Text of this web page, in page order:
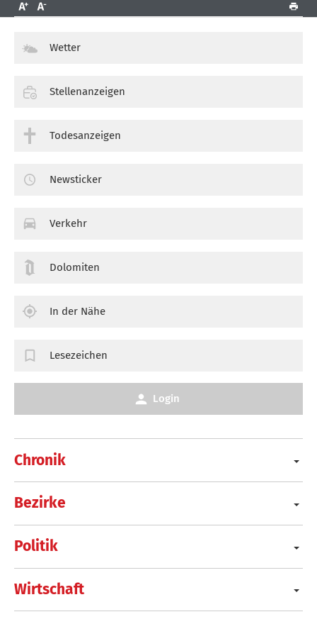
Chronik
Bezirke
Politik
Wirtschaft
Wetter
Stellenanzeigen
Todesanzeigen
Newsticker
Verkehr
Dolomiten
In der Nähe
Lesezeichen
Login